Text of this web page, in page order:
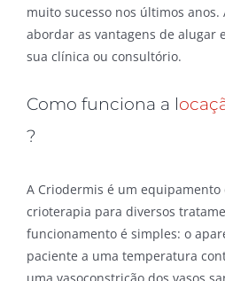
muito sucesso nos últimos anos.
abordar as vantagens de alugar
sua clínica ou consultório.
Como funciona a l
?
A Criodermis é um
crioterapia para diversos
funcionamento é simples: o
paciente a uma temperatura